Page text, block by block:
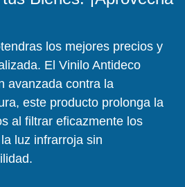
los mejores precios y
El Vinilo Antideco
avanzada contra la
este producto prolonga la
al filtrar eficazmente los
luz infrarroja sin